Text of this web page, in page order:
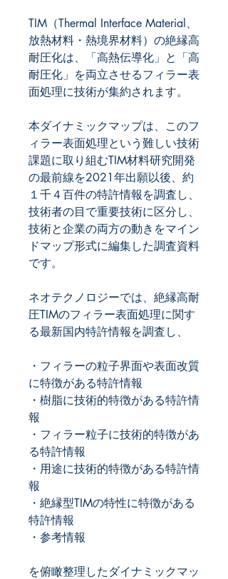
TIM （Thermal Interface Material、
放熱材料・熱境界材料）の絶縁高
耐圧化は、「高熱伝導化」と「高
耐圧化」を両立させるフィラー表
面処理に技術が集約されます。
本ダイナミックマップは、このフ
ィラー表面処理という難しい技術
課題に取り組むTIM材料研究開発
の最前線を2021年出願以後、約
１千４百件の特許情報を調査し、
技術者の目で重要技術に区分し、
技術と企業の両方の動きをマイン
ドマップ形式に編集した調査資料
です。
ネオテクノロジーでは、絶縁高耐
圧TIMのフィラー表面処理に関す
る最新国内特許情報を調査し、
・フィラーの粒子界面や表面改質
に特徴がある特許情報
・樹脂に技術的特徴がある特許情
報
・フィラー粒子に技術的特徴があ
る特許情報
・用途に技術的特徴がある特許情
報
・絶縁型TIMの特性に特徴がある
特許情報
・参考情報
を俯瞰整理したダイナミックマッ